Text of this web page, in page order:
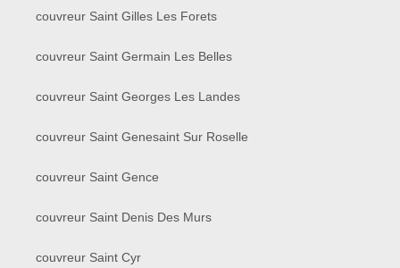
couvreur Saint Gilles Les Forets
couvreur Saint Germain Les Belles
couvreur Saint Georges Les Landes
couvreur Saint Genesaint Sur Roselle
couvreur Saint Gence
couvreur Saint Denis Des Murs
couvreur Saint Cyr